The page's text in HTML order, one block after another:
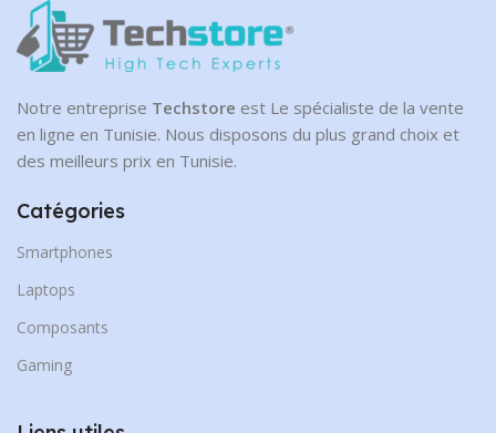
Notre entreprise Techstore est Le spécialiste de la vente
en ligne en Tunisie. Nous disposons du plus grand choix et
des meilleurs prix en Tunisie.
Catégories
Smartphones
Laptops
Composants
Gaming